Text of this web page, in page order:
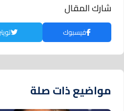
شارك المقال
فيسبوك تويتر
مواضيع ذات صلة